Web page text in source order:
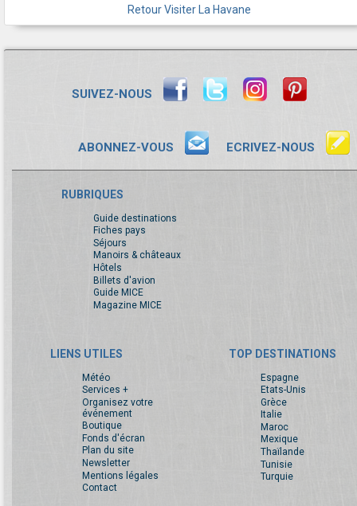
Retour Visiter La Havane
SUIVEZ-NOUS
ABONNEZ-VOUS ECRIVEZ-NOUS
RUBRIQUES
Guide destinations
Fiches pays
Séjours
Manoirs & châteaux
Hôtels
Billets d'avion
Guide MICE
Magazine MICE
LIENS UTILES
Météo
Services +
Organisez votre
événement
Boutique
Fonds d'écran
Plan du site
Newsletter
Mentions légales
Contact
TOP DESTINATIONS
Espagne
Etats-Unis
Grèce
Italie
Maroc
Mexique
Thaïlande
Tunisie
Turquie